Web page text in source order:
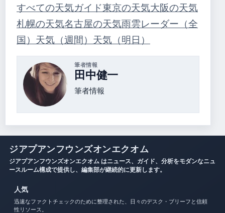
すべての天気ガイド東京の天気大阪の天気
札幌の天気名古屋の天気雨雲レーダー（全
国） 天気（週間） 天気（明日）
筆者情報
田中健一
筆者情報
ジアプアンフウンズオンエクオム
ジアプアンフウンズオンエクオム はニュース、ガイド、分析をモダンなニュ
ースルーム構成で提供し、編集部が継続的に更新します。
人気
迅速なファクトチェックのために整理された、日々のデスク・ブリーフと信頼
性リソース。